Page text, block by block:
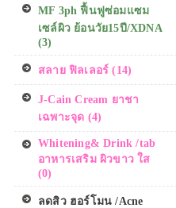
MF 3ph ฟื้นฟูซ่อมแซม
เซล์ผิว ย้อนวัย15ปี/XDNA
(3)
สลาย ฟิลเลอร์ (14)
J-Cain Cream ยาชา
เฉพาะจุด (4)
Whitening& Drink /tab
อาหารเสริม ผิวขาว ใส
(0)
ลดสิว ฮอร์โมน /Acne